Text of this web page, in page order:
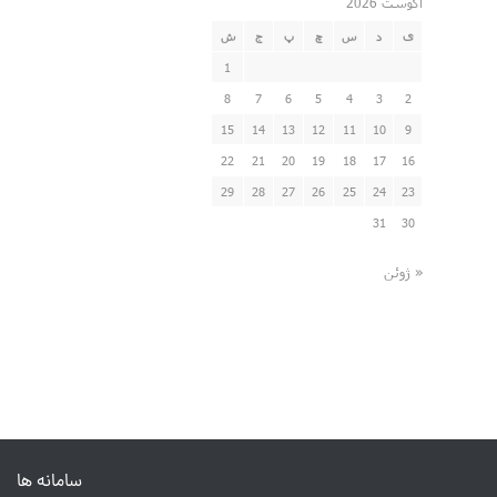
ی د س چ پ ج ش
1
2
3
4
5
6
7
8
9
10
11
12
13
14
15
16
17
18
19
20
21
22
23
24
25
26
27
28
29
30
31
« ژوئن
سامانه ها